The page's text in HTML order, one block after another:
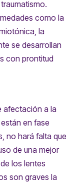
como la
la
se desarrollan
con prontitud
afectación a la
en fase
no hará falta que
de una mejor
los lentes
son graves la